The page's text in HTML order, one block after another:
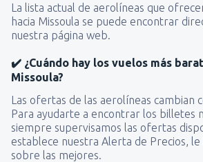
La lista actual de aerolíneas que
hacia Missoula se puede encontrar
nuestra página web.
✔️ ¿Cuándo hay los vuelos más
Missoula?
Las ofertas de las aerolíneas cambian
Para ayudarte a encontrar los billetes
siempre supervisamos las ofertas
establece nuestra Alerta de Precios,
sobre las mejores.